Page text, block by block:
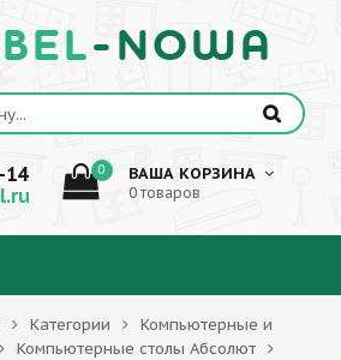
-NOWA
14
0 ВАША КОРЗИНА
0 товаров
Категории
Компьютерные и
Компьютерные столы Абсолют